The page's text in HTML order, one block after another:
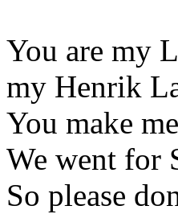
You are my
my Henrik
You make
We went for
So please